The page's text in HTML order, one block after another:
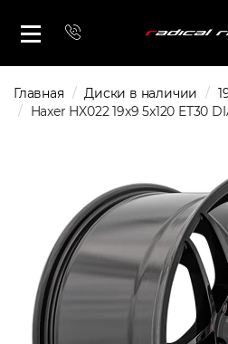
Главная Диски в наличии
Haxer HX022 19x9 5x120 ET30